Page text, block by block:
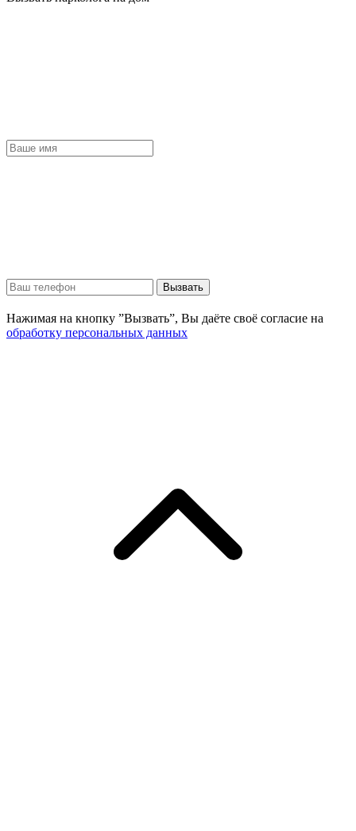
Вызвать
Нажимая на кнопку ”Вызвать”, Вы даёте своё согласие на
обработку персональных данных